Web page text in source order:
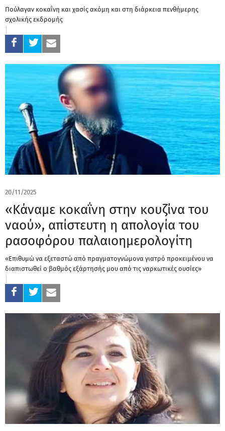
Πούλαγαν κοκαΐνη και χασίς ακόμη και στη διάρκεια πενθήμερης
σχολικής εκδρομής
20/11/2025
«Κάναμε κοκαΐνη στην κουζίνα του
ναού», απίστευτη η απολογία του
ρασοφόρου παλαιοημερολογίτη
«Επιθυμώ να εξεταστώ από πραγματογνώμονα γιατρό προκειμένου να
διαπιστωθεί ο βαθμός εξάρτησής μου από τις ναρκωτικές ουσίες»